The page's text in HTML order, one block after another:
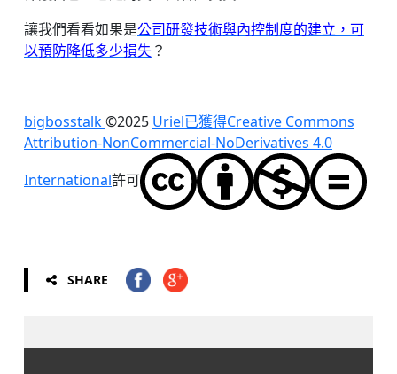
讓我們看看如果是公司研發技術與內控制度的建立，可
以預防降低多少損失？
bigbosstalk©2025 Uriel已獲得Creative Commons
Attribution-NonCommercial-NoDerivatives 4.0
International許可
SHARE